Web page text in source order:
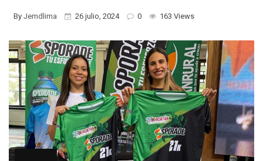
By Jemdlima 26 julio, 2024 0 163 Views